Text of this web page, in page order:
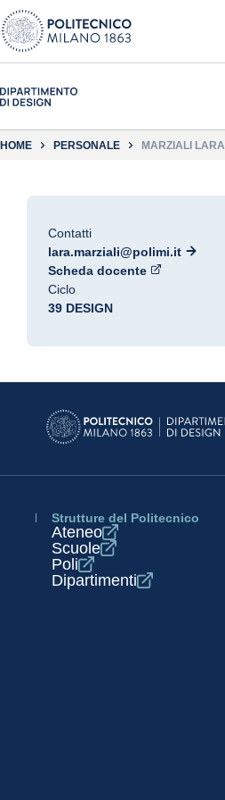
HOME PERSONALE MARZIALI LARA
Contatti
lara.marziali@polimi.it
Scheda docente
Ciclo
39 DESIGN
Strutture del Politecnico
Ateneo
Scuole
Poli
Dipartimenti